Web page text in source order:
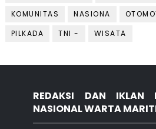
KOMUNITAS
NASIONA
PILKADA
TNI - WISATA
REDAKSI DAN IKLAN
NASIONAL WARTA